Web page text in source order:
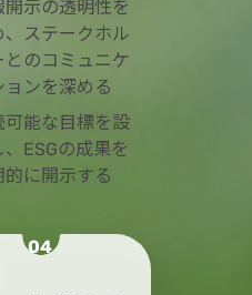
開示の透明性を
、ステークホル
とのコミュニケ
ョンを深める
可能な目標を設
、ESGの成果を
的に開示する
04